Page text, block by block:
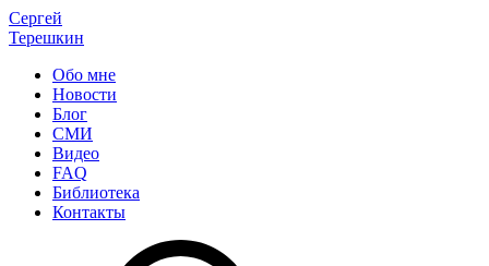
Сергей
Терешкин
Обо мне
Новости
Блог
СМИ
Видео
FAQ
Библиотека
Контакты